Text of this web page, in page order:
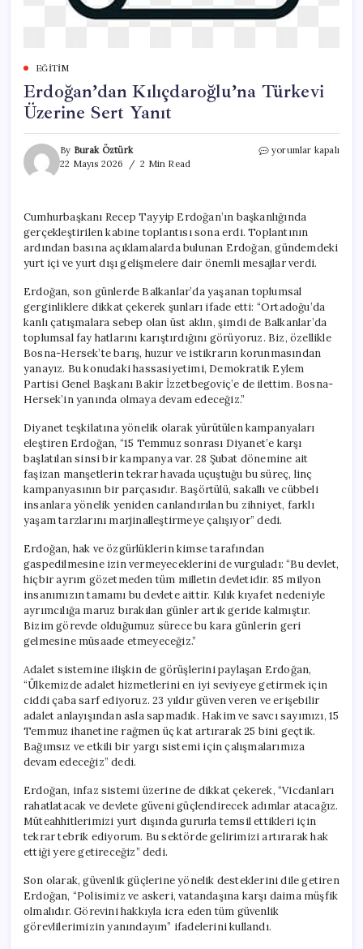
EĞITIM
Erdoğan’dan Kılıçdaroğlu’na Türkevi
Üzerine Sert Yanıt
By Burak Öztürk
22 Mayıs 2026
2 Min Read
Erdoğan’dan
Yanıt
için
yorumlar kapalı
Cumhurbaşkanı Recep Tayyip Erdoğan’ın başkanlığında
gerçekleştirilen kabine toplantısı sona erdi. Toplantının
ardından basına açıklamalarda bulunan Erdoğan, gündemdeki
yurt içi ve yurt dışı gelişmelere dair önemli mesajlar verdi.
Erdoğan, son günlerde Balkanlar’da yaşanan toplumsal
gerginliklere dikkat çekerek şunları ifade etti: “Ortadoğu’da
kanlı çatışmalara sebep olan üst aklın, şimdi de Balkanlar’da
toplumsal fay hatlarını karıştırdığını görüyoruz. Biz, özellikle
Bosna-Hersek’te barış, huzur ve istikrarın korunmasından
yanayız. Bu konudaki hassasiyetimi, Demokratik Eylem
Partisi Genel Başkanı Bakir İzzetbegoviç’e de ilettim. Bosna-
Hersek’in yanında olmaya devam edeceğiz.”
Diyanet teşkilatına yönelik olarak yürütülen kampanyaları
eleştiren Erdoğan, “15 Temmuz sonrası Diyanet’e karşı
başlatılan sinsi bir kampanya var. 28 Şubat dönemine ait
faşizan manşetlerin tekrar havada uçuştuğu bu süreç, linç
kampanyasının bir parçasıdır. Başörtülü, sakallı ve cübbeli
insanlara yönelik yeniden canlandırılan bu zihniyet, farklı
yaşam tarzlarını marjinalleştirmeye çalışıyor” dedi.
Erdoğan, hak ve özgürlüklerin kimse tarafından
gaspedilmesine izin vermeyeceklerini de vurguladı: “Bu devlet,
hiçbir ayrım gözetmeden tüm milletin devletidir. 85 milyon
insanımızın tamamı bu devlete aittir. Kılık kıyafet nedeniyle
ayrımcılığa maruz bırakılan günler artık geride kalmıştır.
Bizim görevde olduğumuz sürece bu kara günlerin geri
gelmesine müsaade etmeyeceğiz.”
Adalet sistemine ilişkin de görüşlerini paylaşan Erdoğan,
“Ülkemizde adalet hizmetlerini en iyi seviyeye getirmek için
ciddi çaba sarf ediyoruz. 23 yıldır güven veren ve erişebilir
adalet anlayışından asla sapmadık. Hakim ve savcı sayımızı, 15
Temmuz ihanetine rağmen üç kat artırarak 25 bini geçtik.
Bağımsız ve etkili bir yargı sistemi için çalışmalarımıza
devam edeceğiz” dedi.
Erdoğan, infaz sistemi üzerine de dikkat çekerek, “Vicdanları
rahatlatacak ve devlete güveni güçlendirecek adımlar atacağız.
Müteahhitlerimizi yurt dışında gururla temsil ettikleri için
tekrar tebrik ediyorum. Bu sektörde gelirimizi artırarak hak
ettiği yere getireceğiz” dedi.
Son olarak, güvenlik güçlerine yönelik desteklerini dile getiren
Erdoğan, “Polisimiz ve askeri, vatandaşına karşı daima müşfik
olmalıdır. Görevini hakkıyla icra eden tüm güvenlik
görevlilerimizin yanındayım” ifadelerini kullandı.